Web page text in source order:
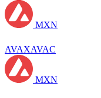
MXN
AVAXAVAC
MXN